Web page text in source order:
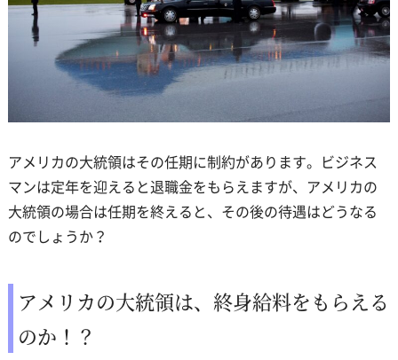
アメリカの大統領はその任期に制約があります。ビジネス
マンは定年を迎えると退職金をもらえますが、アメリカの
大統領の場合は任期を終えると、その後の待遇はどうなる
のでしょうか？
アメリカの大統領は、終身給料をもらえる
のか！？